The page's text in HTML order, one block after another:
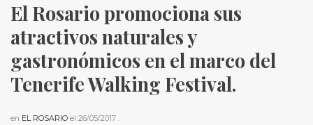
El Rosario promociona sus
atractivos naturales y
gastronómicos en el marco del
Tenerife Walking Festival.
en EL ROSARIO el 26/05/2017 .